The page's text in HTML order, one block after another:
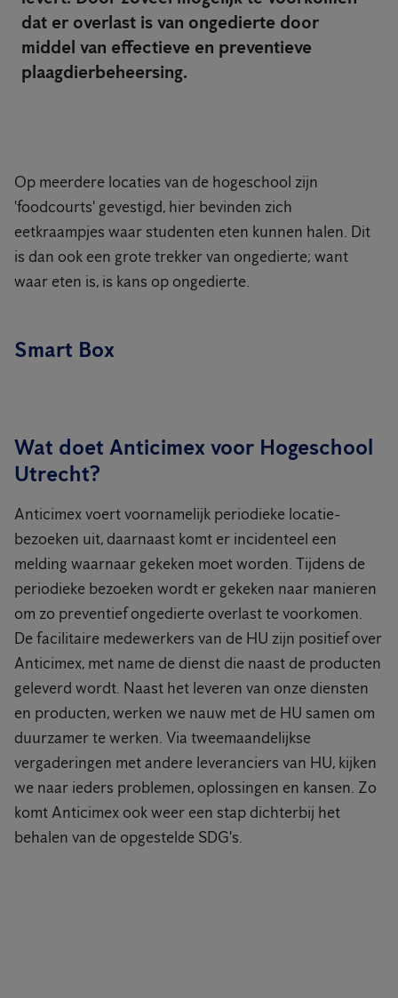
dat er overlast is van ongedierte door
middel van effectieve en preventieve
plaagdierbeheersing.
Op meerdere locaties van de hogeschool zijn
'foodcourts' gevestigd, hier bevinden zich
eetkraampjes waar studenten eten kunnen halen. Dit
is dan ook een grote trekker van ongedierte; want
waar eten is, is kans op ongedierte.
Smart Box
Wat doet Anticimex voor Hogeschool
Utrecht?
Anticimex voert voornamelijk periodieke locatie-
bezoeken uit, daarnaast komt er incidenteel een
melding waarnaar gekeken moet worden. Tijdens de
periodieke bezoeken wordt er gekeken naar manieren
om zo preventief ongedierte overlast te voorkomen.
De facilitaire medewerkers van de HU zijn positief over
Anticimex, met name de dienst die naast de producten
geleverd wordt. Naast het leveren van onze diensten
en producten, werken we nauw met de HU samen om
duurzamer te werken. Via tweemaandelijkse
vergaderingen met andere leveranciers van HU, kijken
we naar ieders problemen, oplossingen en kansen. Zo
komt Anticimex ook weer een stap dichterbij het
behalen van de opgestelde SDG's.